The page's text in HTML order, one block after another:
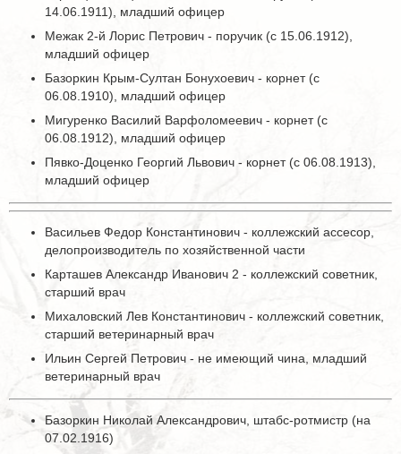
14.06.1911), младший офицер
Межак 2-й Лорис Петрович - поручик (с 15.06.1912),
младший офицер
Базоркин Крым-Султан Бонухоевич - корнет (с
06.08.1910), младший офицер
Мигуренко Василий Варфоломеевич - корнет (с
06.08.1912), младший офицер
Пявко-Доценко Георгий Львович - корнет (с 06.08.1913),
младший офицер
Васильев Федор Константинович - коллежский ассесор,
делопроизводитель по хозяйственной части
Карташев Александр Иванович 2 - коллежский советник,
старший врач
Михаловский Лев Константинович - коллежский советник,
старший ветеринарный врач
Ильин Сергей Петрович - не имеющий чина, младший
ветеринарный врач
Базоркин Николай Александрович, штабс-ротмистр (на
07.02.1916)